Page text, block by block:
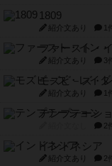
1809
紹介文あり 1
ファースト・
紹介文あり 3
モズビ－ズ・
紹介文あり 1
テンプテーシ
2
インドネシア
紹介文あり 2